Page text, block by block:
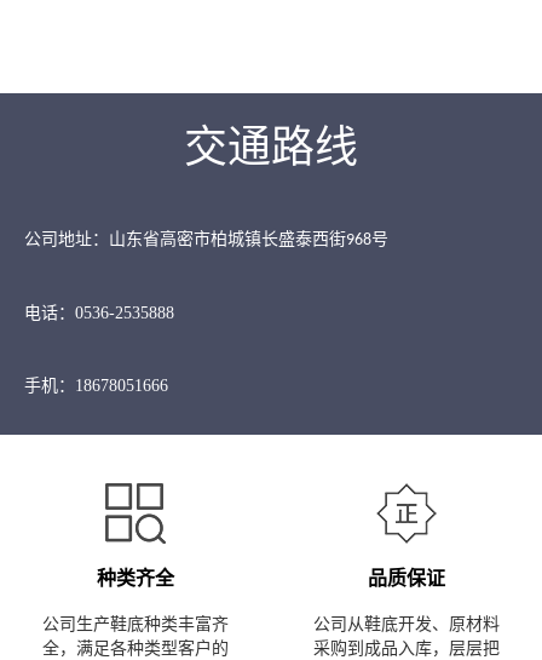
交通路线
公司地址：山东省高密市柏城镇长盛泰西街968号
电话：0536-2535888
手机：18678051666
种类齐全
公司生产鞋底种类丰富齐
全，满足各种类型客户的
品质保证
公司从鞋底开发、原材料
采购到成品入库，层层把